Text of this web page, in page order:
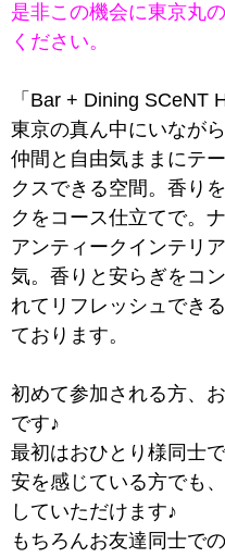
是非この機会に東京丸
ください。
「Bar + Dining SCeNT
東京の真ん中にいなが
仲間と自由気ままにテ
クスできる空間。香り
クをコース仕立てで。
アンティークインテリ
気。香りと安らぎをコ
れてリフレッシュでき
ております。
初めて参加される方、
です♪
最初はおひとり様同士
安を感じている方でも
していただけます♪
もちろんお友達同士で